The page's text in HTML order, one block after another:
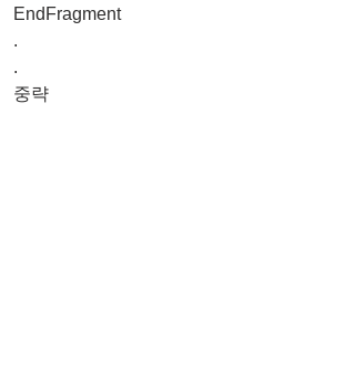
EndFragment
.
.
중략